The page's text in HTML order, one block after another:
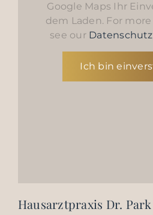
Google Maps Ihr
dem Laden. For
see our
Ich bin
Hausarztpraxis Dr.